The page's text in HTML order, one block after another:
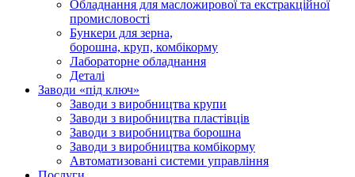
Обладнання для масложирової та екстракційної
промисловості
Бункери для зерна,
борошна, круп, комбікорму
Лабораторне обладнання
Деталі
Заводи «під ключ»
Заводи з виробництва крупи
Заводи з виробництва пластівців
Заводи з виробництва борошна
Заводи з виробництва комбікорму
Автоматизовані системи управління